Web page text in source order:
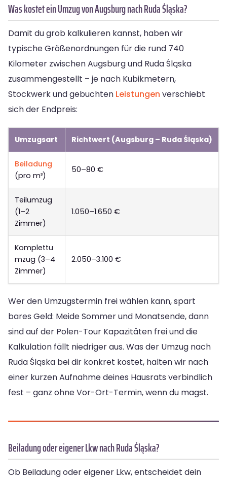
Was kostet ein Umzug von Augsburg nach Ruda Śląska?
Damit du grob kalkulieren kannst, haben wir
typische Größenordnungen für die rund 740
Kilometer zwischen Augsburg und Ruda Śląska
zusammengestellt – je nach Kubikmetern,
Stockwerk und gebuchten Leistungen verschiebt
sich der Endpreis:
Umzugsart Richtwert (Augsburg – Ruda Śląska)
Beiladung
(pro m³)
50–80 €
Teilumzug
(1–2
Zimmer)
1.050–1.650 €
Komplettu
mzug (3–4
Zimmer)
2.050–3.100 €
Wer den Umzugstermin frei wählen kann, spart
bares Geld: Meide Sommer und Monatsende, dann
sind auf der Polen-Tour Kapazitäten frei und die
Kalkulation fällt niedriger aus. Was der Umzug nach
Ruda Śląska bei dir konkret kostet, halten wir nach
einer kurzen Aufnahme deines Hausrats verbindlich
fest – ganz ohne Vor-Ort-Termin, wenn du magst.
Beiladung oder eigener Lkw nach Ruda Śląska?
Ob Beiladung oder eigener Lkw, entscheidet dein